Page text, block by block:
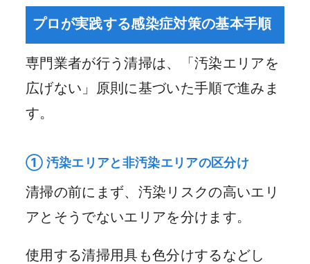
プロが実践する感染症対策の基本手順
専門業者が行う清掃は、「汚染エリアを
広げない」原則に基づいた手順で進みま
す。
① 汚染エリアと非汚染エリアの区分け
清掃の前にまず、汚染リスクの高いエリ
アとそうでないエリアを分けます。
使用する清掃用具も色分けするなどし